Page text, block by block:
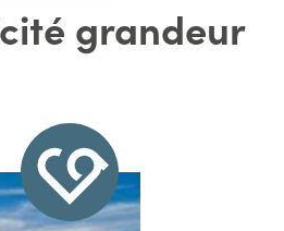
grandeur